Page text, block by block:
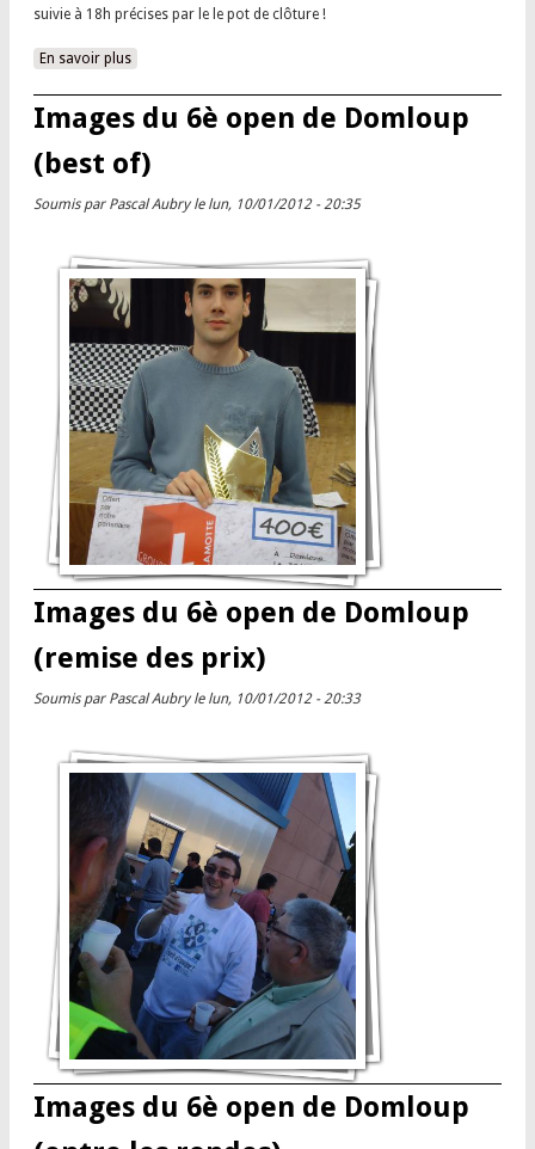
suivie à 18h précises par le le pot de clôture !
En savoir plusà propos de Remerciements
Images du 6è open de Domloup
(best of)
Soumis par Pascal Aubryle lun, 10/01/2012 - 20:35
Images du 6è open de Domloup
(remise des prix)
Soumis par Pascal Aubryle lun, 10/01/2012 - 20:33
Images du 6è open de Domloup